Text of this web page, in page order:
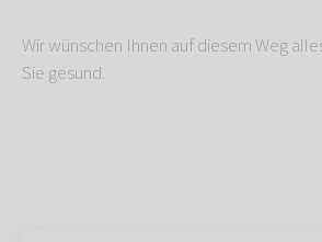
Wir wünschen Ihnen auf diesem Weg
Sie gesund.